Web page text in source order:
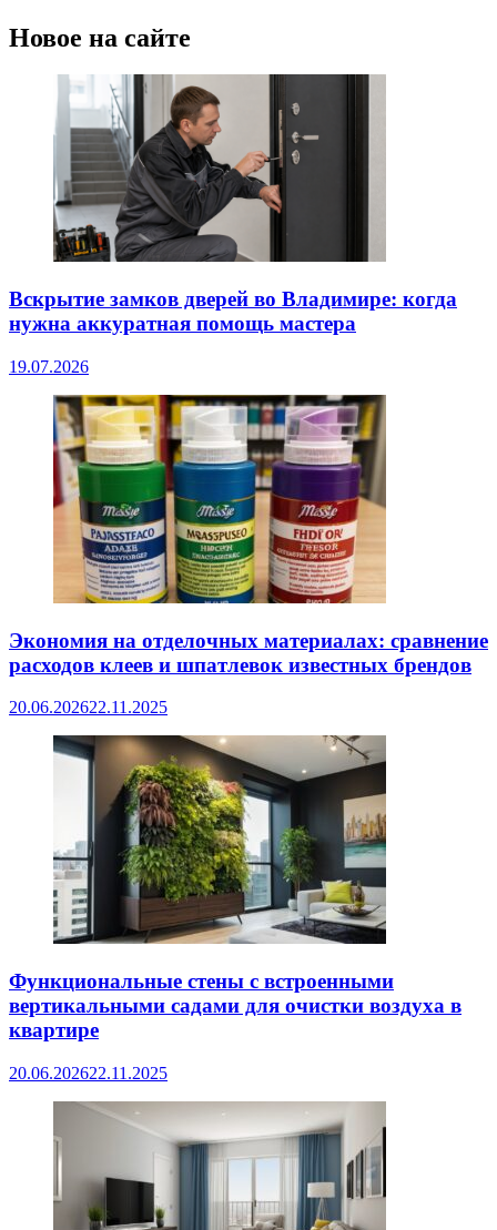
Новое на сайте
Вскрытие замков дверей во Владимире: когда
нужна аккуратная помощь мастера
19.07.2026
Экономия на отделочных материалах: сравнение
расходов клеев и шпатлевок известных брендов
20.06.202622.11.2025
Функциональные стены с встроенными
вертикальными садами для очистки воздуха в
квартире
20.06.202622.11.2025